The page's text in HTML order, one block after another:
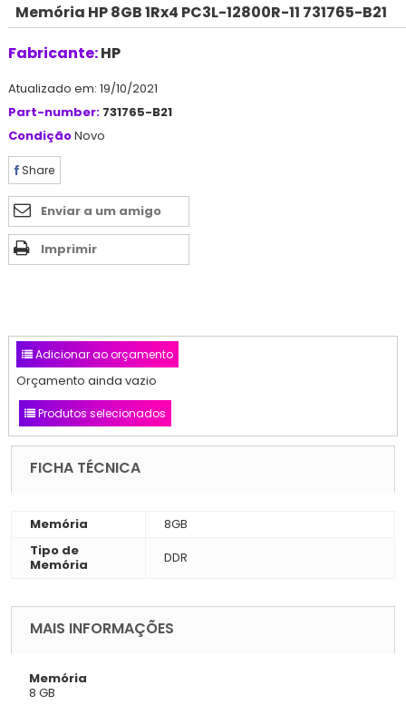
Memória HP 8GB 1Rx4 PC3L-12800R-11 731765-B21
Fabricante:HP
Atualizado em: 19/10/2021
Part-number: 731765-B21
CondiçãoNovo
Share
Enviar a um amigo
Imprimir
Adicionar ao orçamento
Orçamento ainda vazio
Produtos selecionados
FICHA TÉCNICA
Memória
8GB
Tipo de
Memória
DDR
MAIS INFORMAÇÕES
Memória
8 GB